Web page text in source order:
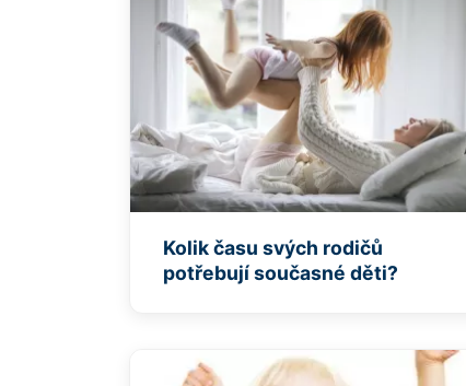
Kolik času svých rodičů
potřebují současné děti?